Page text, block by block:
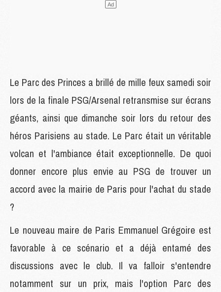
Le Parc des Princes a brillé de mille feux samedi soir
lors de la finale PSG/Arsenal retransmise sur écrans
géants, ainsi que dimanche soir lors du retour des
héros Parisiens au stade. Le Parc était un véritable
volcan et l'ambiance était exceptionnelle. De quoi
donner encore plus envie au PSG de trouver un
accord avec la mairie de Paris pour l'achat du stade
?
Le nouveau maire de Paris Emmanuel Grégoire est
favorable à ce scénario et a déjà entamé des
discussions avec le club. Il va falloir s'entendre
notamment sur un prix, mais l'option Parc des